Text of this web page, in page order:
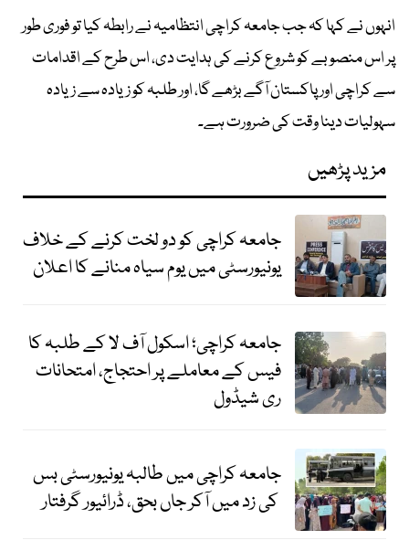
انہوں نے کہا کہ جب جامعہ کراچی انتظامیہ نے رابطہ کیا تو فوری طور
پر اس منصوبے کو شروع کرنے کی ہدایت دی، اس طرح کے اقدامات
سے کراچی اور پاکستان آگے بڑھے گا، اور طلبہ کو زیادہ سے زیادہ
سہولیات دینا وقت کی ضرورت ہے۔
مزید پڑھیں
جامعہ کراچی کو دو لخت کرنے کے خلاف
یونیورسٹی میں یوم سیاہ منانے کا اعلان
جامعہ کراچی؛ اسکول آف لا کے طلبہ کا
فیس کے معاملے پر احتجاج، امتحانات
ری شیڈول
جامعہ کراچی میں طالبہ یونیورسٹی بس
کی زد میں آکر جاں بحق، ڈرائیور گرفتار